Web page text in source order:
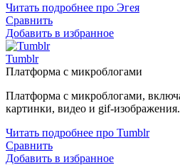
Читать подробнее про Эгея
Сравнить
Добавить в избранное
Tumblr
Платформа с микроблогами
Платформа с микроблогами,
картинки, видео и gif-изображения.
Читать подробнее про Tumblr
Сравнить
Добавить в избранное